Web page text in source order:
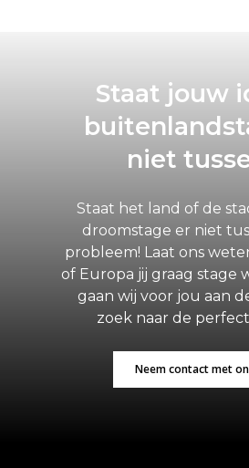
Staat jouw
niet
Staat het land of de
droomstage er niet
probleem! Laat ons
of Europa jij graag stage
gaan wij voor jou aan
zoek naar de
Neem contact met